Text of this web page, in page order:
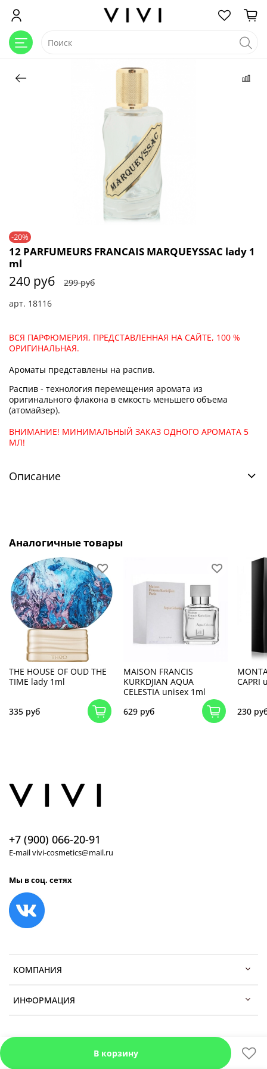
-20%
арт. 18116
12 PARFUMEURS FRANCAIS MARQUEYSSAC lady 1
ml
240 руб 299 руб
В корзину
ВСЯ ПАРФЮМЕРИЯ, ПРЕДСТАВЛЕННАЯ НА САЙТЕ, 100 %
ОРИГИНАЛЬНАЯ.
Ароматы представлены на распив.
Распив - технология перемещения аромата из
оригинального флакона в емкость меньшего объема
(атомайзер).
ВНИМАНИЕ! МИНИМАЛЬНЫЙ ЗАКАЗ ОДНОГО АРОМАТА 5
МЛ!
Описание
Аналогичные товары
THE HOUSE OF OUD THE
TIME lady 1ml
335 руб
MAISON FRANCIS
KURKDJIAN AQUA
CELESTIA unisex 1ml
629 руб
CAPRI
230
КОМПАНИЯ
ИНФОРМАЦИЯ
+7 (900) 066-20-91
E-mail vivi-cosmetics@mail.ru
Мы в соц. сетях